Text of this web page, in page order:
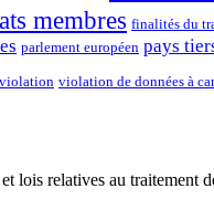
membres finalités du
parlement européen pays
violation violation de données à
lois relatives au traitement